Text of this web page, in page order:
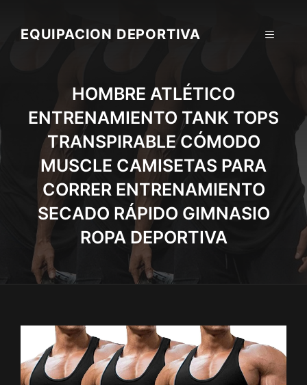
contentEQUIPACION DEPORTIVA MENU
HOMBRE ATLÉTICO
ENTRENAMIENTO TANK TOPS
TRANSPIRABLE CÓMODO
MUSCLE CAMISETAS PARA
CORRER ENTRENAMIENTO
SECADO RÁPIDO GIMNASIO
ROPA DEPORTIVA